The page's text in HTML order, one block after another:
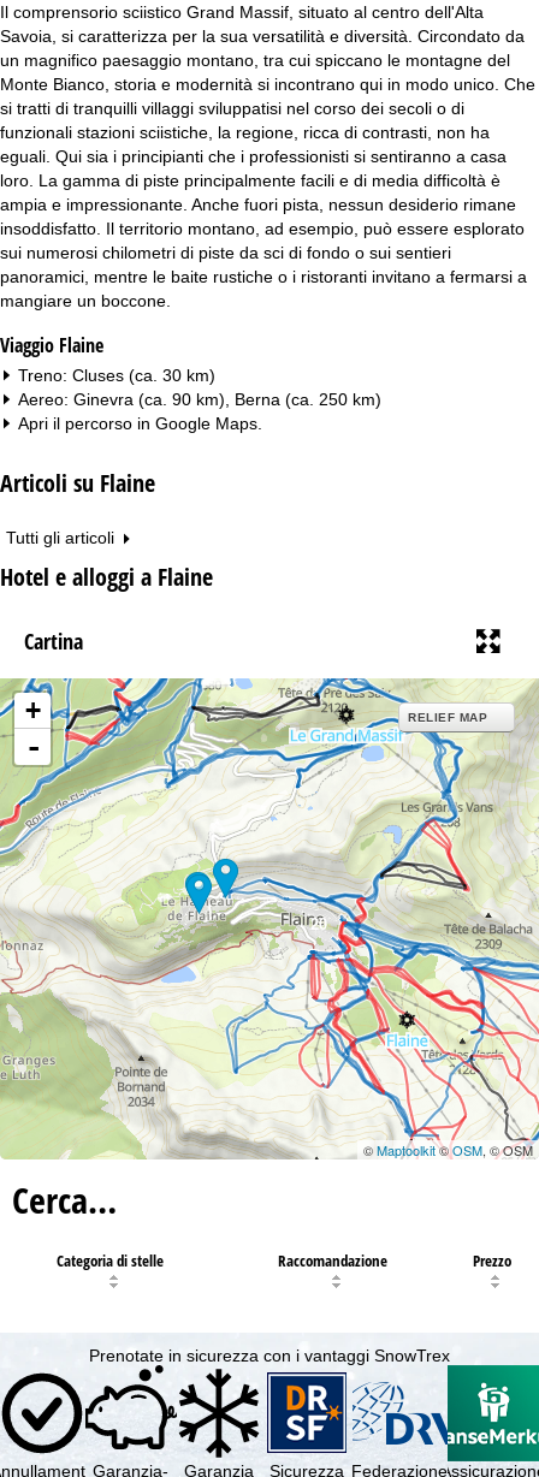
Il comprensorio sciistico Grand Massif, situato al centro dell'Alta
Savoia, si caratterizza per la sua versatilità e diversità. Circondato da
un magnifico paesaggio montano, tra cui spiccano le montagne del
Monte Bianco, storia e modernità si incontrano qui in modo unico. Che
si tratti di tranquilli villaggi sviluppatisi nel corso dei secoli o di
funzionali stazioni sciistiche, la regione, ricca di contrasti, non ha
eguali. Qui sia i principianti che i professionisti si sentiranno a casa
loro. La gamma di piste principalmente facili e di media difficoltà è
ampia e impressionante. Anche fuori pista, nessun desiderio rimane
insoddisfatto. Il territorio montano, ad esempio, può essere esplorato
sui numerosi chilometri di piste da sci di fondo o sui sentieri
panoramici, mentre le baite rustiche o i ristoranti invitano a fermarsi a
mangiare un boccone.
Viaggio Flaine
Treno: Cluses (ca. 30 km)
Aereo: Ginevra (ca. 90 km), Berna (ca. 250 km)
Apri il percorso in Google Maps
Articoli su Flaine
Tutti gli articoli
Hotel e alloggi a Flaine
Cartina
20
+
-
RELIEF MAP
©Maptoolkit©OSM, © OSM
Cerca…
Categoria di stelle Raccomandazione Prezzo
Prenotate in sicurezza con i vantaggi SnowTrex
Garanzia- Garanzia Sicurezza Federazione